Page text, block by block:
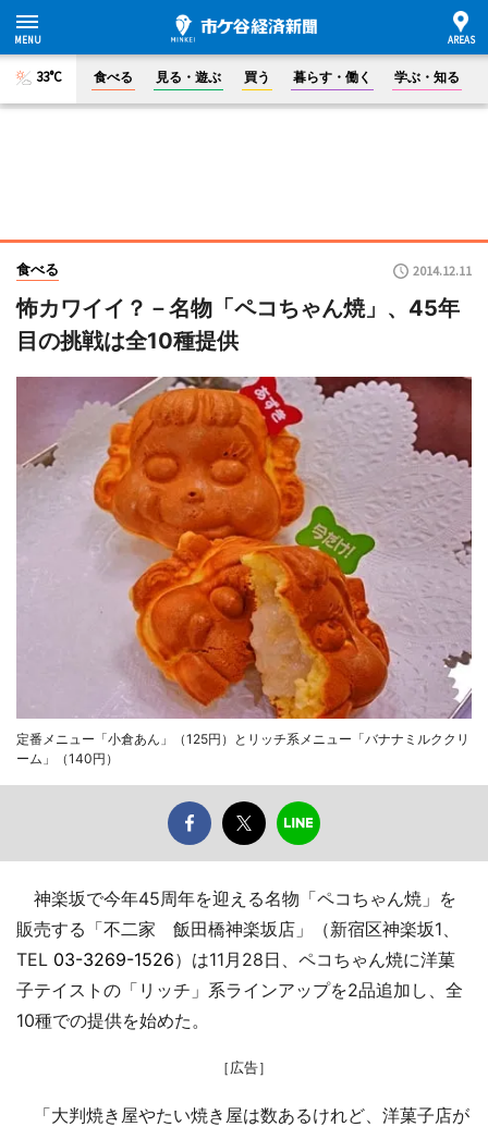
33°C 食べる 見る・遊ぶ 買う 暮らす・働く 学ぶ・知る
食べる 2014.12.11
怖カワイイ？－名物「ペコちゃん焼」、45年
目の挑戦は全10種提供
定番メニュー「小倉あん」（125円）とリッチ系メニュー「バナナミルククリ
ーム」（140円）
神楽坂で今年45周年を迎える名物「ペコちゃん焼」を
販売する「不二家 飯田橋神楽坂店」（新宿区神楽坂1、
TEL 03-3269-1526）は11月28日、ペコちゃん焼に洋菓
子テイストの「リッチ」系ラインアップを2品追加し、全
10種での提供を始めた。
［広告］
「大判焼き屋やたい焼き屋は数あるけれど、洋菓子店が